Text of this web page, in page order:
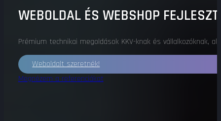
WEBOLDAL ÉS WEBSHOP
Prémium technikai megoldások KKV-knak és vállalkozóknak,
Weboldalt szeretnék!
Megnézem a referenciákat